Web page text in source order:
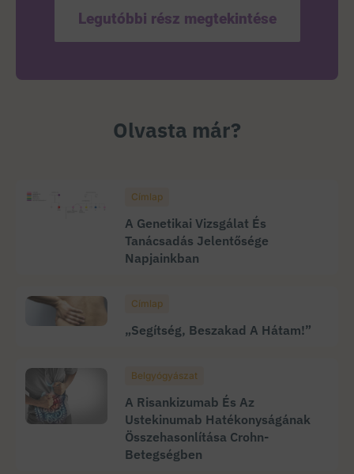
Legutóbbi rész megtekintése
Olvasta már?
Címlap
A Genetikai Vizsgálat És
Tanácsadás Jelentősége
Napjainkban
Címlap
„Segítség, Beszakad A Hátam!”
Belgyógyászat
A Risankizumab És Az
Ustekinumab Hatékonyságának
Összehasonlítása Crohn-
Betegségben